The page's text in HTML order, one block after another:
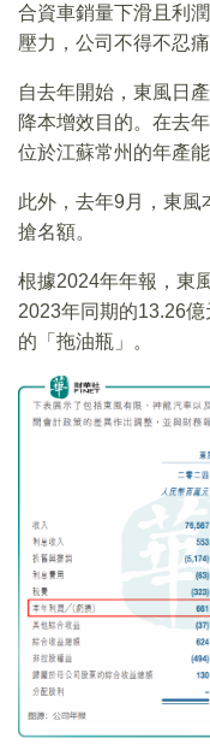
合資車銷量下滑且利
壓力，公司不得不忍痛
自去年開始，東風日
降本增效目的。在去
位於江蘇常州的年產
此外，去年9月，東風
搶名額。
根據2024年年報，東
2023年同期的13.26
的「拖油瓶」。